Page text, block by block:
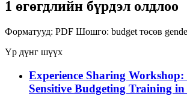
1 өгөгдлийн бүрдэл олдлоо
Форматууд: PDF Шошго: budget төсөв
Үр дүнг шүүх
Experience Sharing Workshop:
Sensitive Budgeting Training